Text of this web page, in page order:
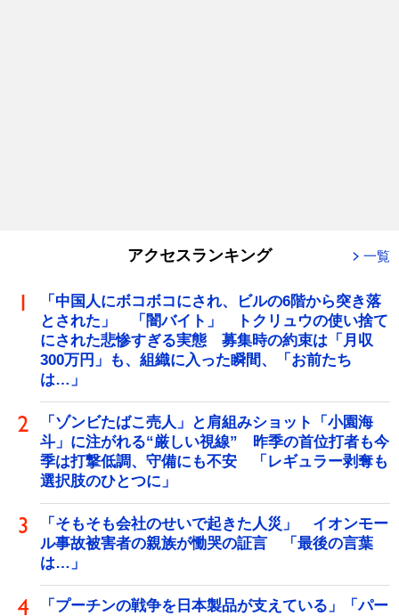
アクセスランキング 一覧
「中国人にボコボコにされ、ビルの6階から突き落
とされた」 「闇バイト」 トクリュウの使い捨て
にされた悲惨すぎる実態 募集時の約束は「月収
300万円」も、組織に入った瞬間、「お前たち
は…」
「ゾンビたばこ売人」と肩組みショット「小園海
斗」に注がれる“厳しい視線” 昨季の首位打者も今
季は打撃低調、守備にも不安 「レギュラー剥奪も
選択肢のひとつに」
「そもそも会社のせいで起きた人災」 イオンモー
ル事故被害者の親族が慟哭の証言 「最後の言葉
は…」
「プーチンの戦争を日本製品が支えている」「パー